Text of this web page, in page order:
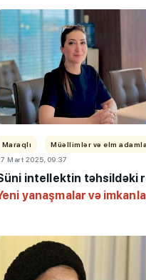
Maraqlı
Müəllimlər və elm
Mart 2025, 09:37
intellektin təhsildəki
yanaşmalar və